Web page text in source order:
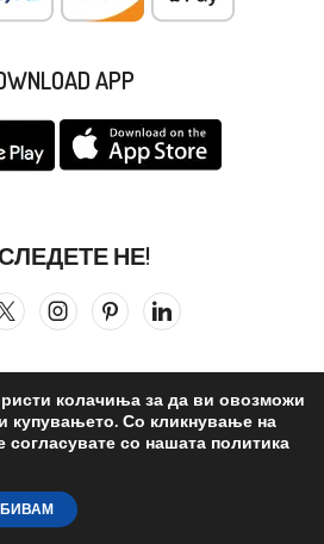
Моја Сметка
APP
НЕ!
© 2026Бистра Вода. ©reated by –
колачиња за да ви овозможи
купувањето. Со кликнување на
согласувате со нашата политика